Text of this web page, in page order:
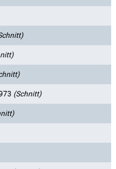
(Schnitt)